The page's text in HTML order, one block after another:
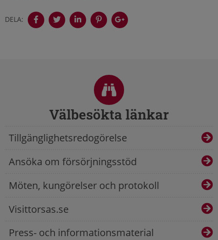
DELA:
Välbesökta länkar
Tillgänglighetsredogörelse
Ansöka om försörjningsstöd
Möten, kungörelser och protokoll
Visittorsas.se
Press- och informationsmaterial